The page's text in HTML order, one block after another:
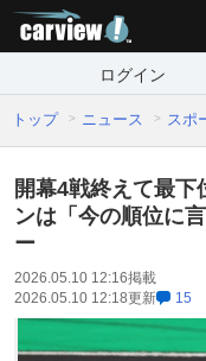
ログイン
トップ ニュース スポ
開幕4戦終えて最下
ンは「今の順位に
ー
2026.05.10 12:16掲載
2026.05.10 12:18更新 15